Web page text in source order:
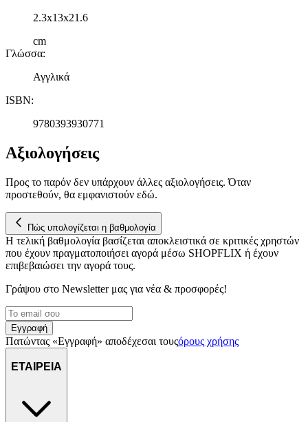
2.3x13x21.6
cm
Γλώσσα:
Αγγλικά
ISBN:
9780393930771
Αξιολογήσεις
Προς το παρόν δεν υπάρχουν άλλες αξιολογήσεις. Όταν
προστεθούν, θα εμφανιστούν εδώ.
Πώς υπολογίζεται η βαθμολογία
Η τελική βαθμολογία βασίζεται αποκλειστικά σε κριτικές χρηστών
που έχουν πραγματοποιήσει αγορά μέσω SHOPFLIX ή έχουν
επιβεβαιώσει την αγορά τους.
Γράψου στο Νewsletter μας για νέα & προσφορές!
Εγγραφή
Πατώντας «Εγγραφή» αποδέχεσαι τουςόρους χρήσης
ΕΤΑΙΡΕΙΑ